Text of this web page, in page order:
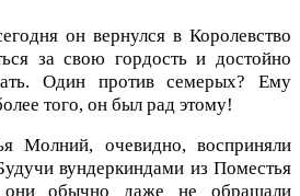
он вернулся в Королевство
за свою гордость и достойно
Один против семерых? Ему
того, он был рад этому!
Молний, очевидно, восприняли
вундеркиндами из Поместья
обычно даже не обращали